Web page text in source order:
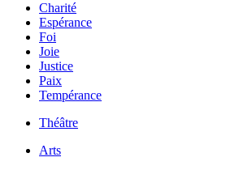
Charité
Espérance
Foi
Joie
Justice
Paix
Tempérance
Théâtre
Arts